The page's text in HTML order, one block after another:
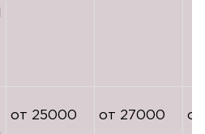
от 25000 от 27000